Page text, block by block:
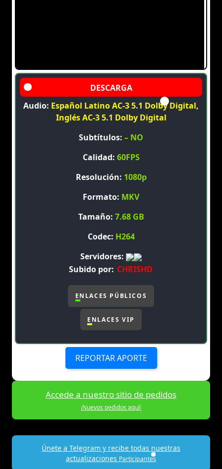
Audio: Español Latino AC-3 5.1 Dolby Digital,
Inglés AC-3 5.1 Dolby Digital
Subtítulos: – NO
Calidad: 60FPS
Resolución: 1080p
Formato: MKV
Tamaño: 7.68 GB
Codec: H264
Servidores:
Subido por: CHRISHD
ENLACES PÚBLICOS
ENLACES VIP
REPORTAR APORTE
Accede a nuestro sitio de pedidos
¡Nuevos pedidos aquí!
Únete a Telegram y recibe todas nuestras
actualizaciones Participantes